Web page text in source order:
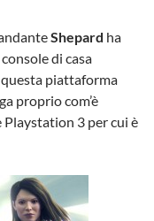
Shepard ha
di casa
piattaforma
proprio com’è
Playstation 3 per cui è